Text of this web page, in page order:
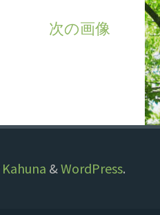
次の画像
Kahuna &WordPress.